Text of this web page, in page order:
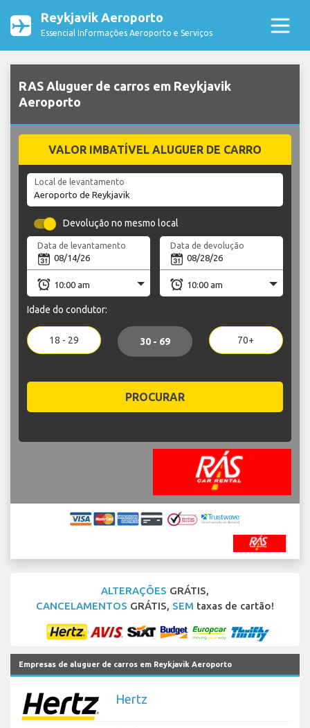
Reykjavik Aeroporto
Essencial Informações Aeroporto e Serviços
RAS Aluguer de carros em Reykjavik
Aeroporto
VALOR IMBATÍVEL ALUGUER DE CARRO
Local de levantamento
Devolução no mesmo local
Data de levantamento Data de devolução
Idade do condutor:
18 - 29 30 - 69 70+
PROCURAR
ALTERAÇÕES GRÁTIS,
CANCELAMENTOS GRÁTIS, SEM taxas de cartão!
Empresas de aluguer de carros em Reykjavik Aeroporto
Hertz